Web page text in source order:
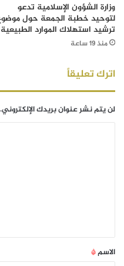
وزارة الشؤون الإسلامية تدعو
لتوحيد خطبة الجمعة حول
ترشيد استهلاك الموارد الطبيعية
منذ 19 ساعة
اترك تعليقاً
لن يتم نشر عنوان بريدك الإلكتروني.
الاسم*